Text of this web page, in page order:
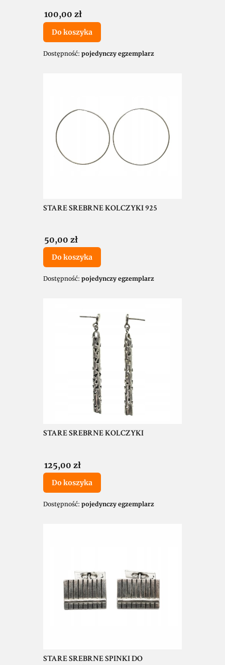
Cena
100,00 zł
Do koszyka
Dostępność: pojedynczy egzemplarz
STARE SREBRNE KOLCZYKI 925
Cena
50,00 zł
Do koszyka
Dostępność: pojedynczy egzemplarz
STARE SREBRNE KOLCZYKI
Cena
125,00 zł
Do koszyka
Dostępność: pojedynczy egzemplarz
STARE SREBRNE SPINKI DO